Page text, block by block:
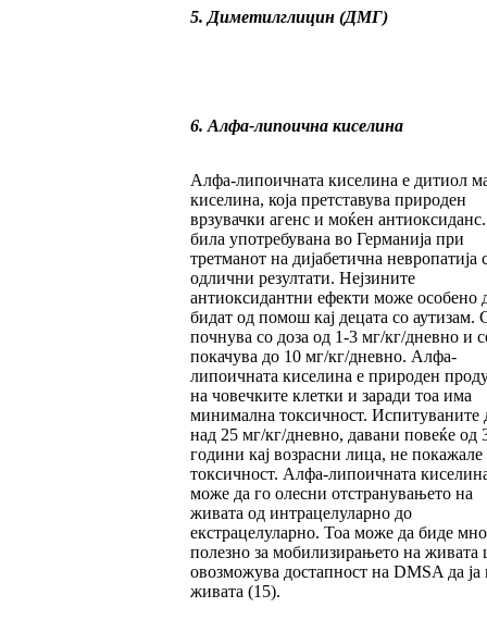
5. Диметилглицин (ДМГ)
6. Алфа-липоична киселина
Алфа-липоичната киселина е дитиол
киселина, која претставува природен
врзувачки агенс и моќен
била употребувана во Германија при
третманот на дијабетична невропатија
одлични резултати. Нејзините
антиоксидантни ефекти може особено
бидат од помош кај децата со аутизам.
почнува со доза од 1-3 мг/кг/дневно и
покачува до 10 мг/кг/дневно. Алфа-
липоичната киселина е природен
на човечките клетки и заради тоа има
минимална токсичност. Испитуваните
над 25 мг/кг/дневно, давани повеќе од
години кај возрасни лица, не покажале
токсичност. Алфа-липоичната
може да го олесни отстранувањето на
живата од интрацелуларно до
екстрацелуларно. Тоа може да биде
полезно за мобилизирањето на живата
овозможува достапност на DMSA да ја
живата (15).